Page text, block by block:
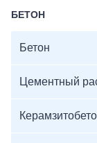
БЕТОН
Бетон
Цементный